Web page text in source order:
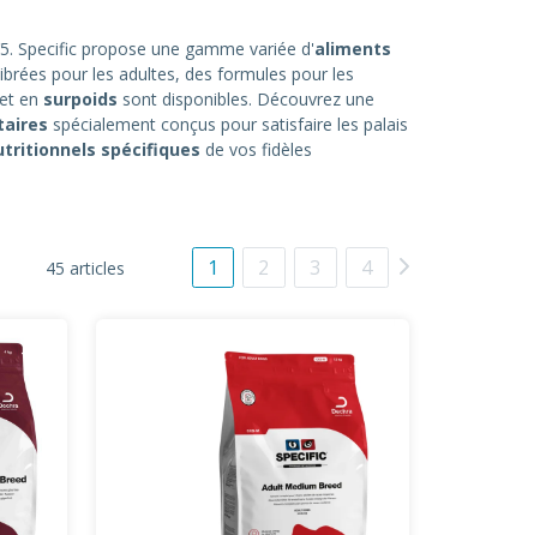
Specific propose une gamme variée d'aliments
pour les adultes, des formules pour les
et en surpoids sont disponibles. Découvrez une
spécialement conçus pour satisfaire les palais
spécifiques de vos fidèles
45 articles 1 2 3 4